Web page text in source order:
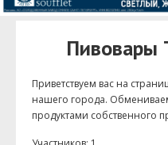
Пивовары
Приветствуем ваc на
нашего города.
продуктами собственного